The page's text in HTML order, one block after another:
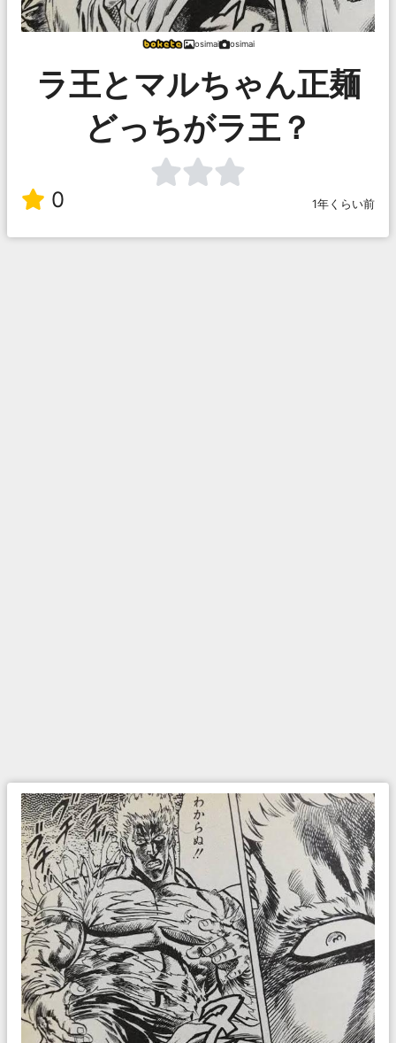
osimai osimai
ラ王とマルちゃん正麺
どっちがラ王？
0 1年くらい前